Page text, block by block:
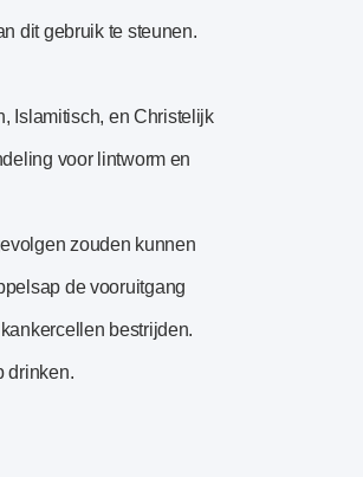
dit gebruik te steunen.
Islamitisch, en Christelijk
voor lintworm en
zouden kunnen
de vooruitgang
bestrijden.
drinken.